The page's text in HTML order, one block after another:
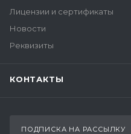
Лицензии и сертификаты
Новости
Реквизиты
КОНТАКТЫ
ПОДПИСКА НА РАССЫЛКУ